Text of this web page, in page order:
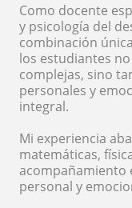
Como docente
y psicología del
combinación
los estudiantes
complejas, sino
personales y
integral.
Mi experiencia
matemáticas,
acompañamiento
personal y